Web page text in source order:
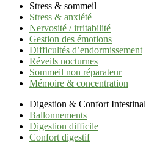
Stress & sommeil
Stress & anxiété
Nervosité / irritabilité
Gestion des émotions
Difficultés d’endormissement
Réveils nocturnes
Sommeil non réparateur
Mémoire & concentration
Digestion & Confort Intestinal
Ballonnements
Digestion difficile
Confort digestif